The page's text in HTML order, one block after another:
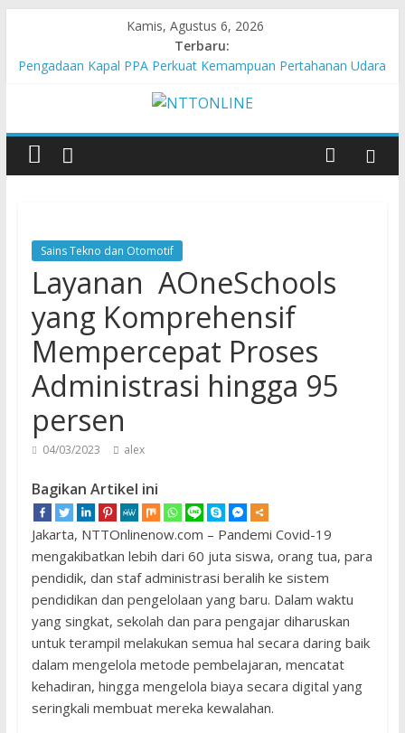
Kamis, Agustus 6, 2026
Terbaru:
Pengadaan Kapal PPA Perkuat Kemampuan Pertahanan Udara
Cahaya Kemerdekaan di Nonotbatan: Listrik Masuk Desa, PLN
Honda AT Family Day Semarakkan 11 Kota di Jawa Timur
Hasil KKN Kolaborasi UGM-Undana Jadi Pedoman Bangun
Sains Tekno dan Otomotif
Layanan AOneSchools
yang Komprehensif
Mempercepat Proses
Administrasi hingga 95
persen
04/03/2023 alex
Bagikan Artikel ini
Jakarta, NTTOnlinenow.com – Pandemi Covid-19
mengakibatkan lebih dari 60 juta siswa, orang tua, para
pendidik, dan staf administrasi beralih ke sistem
pendidikan dan pengelolaan yang baru. Dalam waktu
yang singkat, sekolah dan para pengajar diharuskan
untuk terampil melakukan semua hal secara daring baik
dalam mengelola metode pembelajaran, mencatat
kehadiran, hingga mengelola biaya secara digital yang
seringkali membuat mereka kewalahan.